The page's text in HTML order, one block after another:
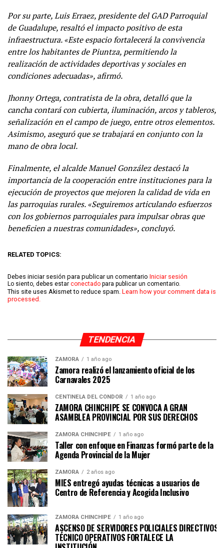
Por su parte, Luis Erraez, presidente del GAD Parroquial
de Guadalupe, resaltó el impacto positivo de esta
infraestructura. «Este espacio fortalecerá la convivencia
entre los habitantes de Piuntza, permitiendo la
realización de actividades deportivas y sociales en
condiciones adecuadas», afirmó.
Jhonny Ortega, contratista de la obra, detalló que la
cancha contará con cubierta, iluminación, arcos y tableros,
señalización en el campo de juego, entre otros elementos.
Asimismo, aseguró que se trabajará en conjunto con la
mano de obra local.
Finalmente, el alcalde Manuel González destacó la
importancia de la cooperación entre instituciones para la
ejecución de proyectos que mejoren la calidad de vida en
las parroquias rurales. «Seguiremos articulando esfuerzos
con los gobiernos parroquiales para impulsar obras que
beneficien a nuestras comunidades», concluyó.
RELATED TOPICS:
Debes iniciar sesión para publicar un comentario Iniciar sesión
Lo siento, debes estar conectado para publicar un comentario.
This site uses Akismet to reduce spam. Learn how your comment data is
processed.
TENDENCIA
ZAMORA 1 año ago
Zamora realizó el lanzamiento oficial de los
Carnavales 2025
CENTINELA DEL CÓNDOR 1 año ago
ZAMORA CHINCHIPE SE CONVOCA A GRAN
ASAMBLEA PROVINCIAL POR SUS DERECHOS
ZAMORA CHINCHIPE 1 año ago
Taller con enfoque en Finanzas formó parte de la
Agenda Provincial de la Mujer
ZAMORA 2 años ago
MIES entregó ayudas técnicas a usuarios de
Centro de Referencia y Acogida Inclusivo
ZAMORA CHINCHIPE 1 año ago
ASCENSO DE SERVIDORES POLICIALES DIRECTIVOS Y
TÉCNICO OPERATIVOS FORTALECE LA